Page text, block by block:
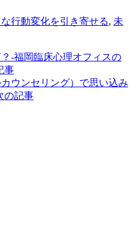
行動変化を引き寄せる, 未
-福岡臨床心理オフィスの
事
ウンセリング）で思い込み
の記事